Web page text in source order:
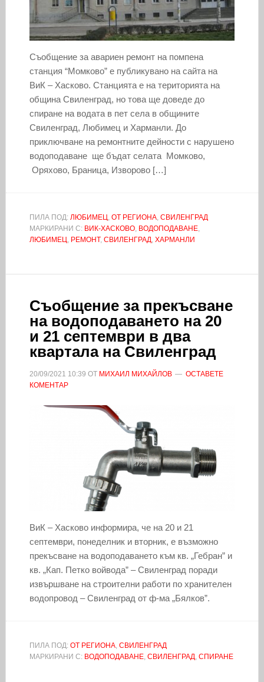
Съобщение за авариен ремонт на помпена
станция “Момково” е публикувано на сайта на
ВиК – Хасково. Станцията е на територията на
община Свиленград, но това ще доведе до
спиране на водата в пет села в общините
Свиленград, Любимец и Харманли. До
приключване на ремонтните дейности с нарушено
водоподаване ще бъдат селата Момково,
Оряхово, Браница, Изворово […]
ПИЛА ПОД: ЛЮБИМЕЦ, ОТ РЕГИОНА, СВИЛЕНГРАД
МАРКИРАНИ С: ВИК-ХАСКОВО, ВОДОПОДАВАНЕ,
ЛЮБИМЕЦ, РЕМОНТ, СВИЛЕНГРАД, ХАРМАНЛИ
Съобщение за прекъсване
на водоподаването на 20
и 21 септември в два
квартала на Свиленград
20/09/2021 10:39 ОТ МИХАИЛ МИХАЙЛОВ
ОСТАВЕТЕ
КОМЕНТАР
ВиК – Хасково информира, че на 20 и 21
септември, понеделник и вторник, е възможно
прекъсване на водоподаването към кв. „Гебран” и
кв. „Кап. Петко войвода” – Свиленград поради
извършване на строителни работи по хранителен
водопровод – Свиленград от ф-ма „Бялков”.
ПИЛА ПОД: ОТ РЕГИОНА, СВИЛЕНГРАД
МАРКИРАНИ С: ВОДОПОДАВАНЕ, СВИЛЕНГРАД, СПИРАНЕ